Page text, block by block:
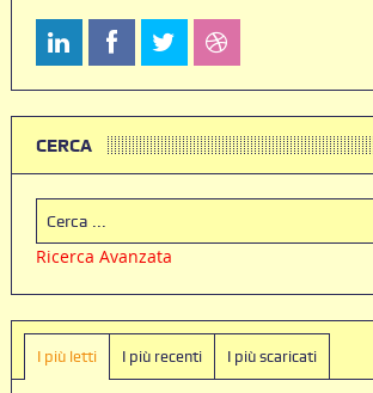
CERCA
Ricerca Avanzata
I più letti I più recenti I più scaricati